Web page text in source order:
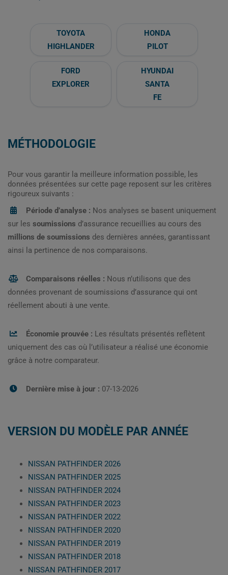
TOYOTA
HIGHLANDER
HONDA
PILOT
FORD
EXPLORER
HYUNDAI
SANTA
FE
MÉTHODOLOGIE
Pour vous garantir la meilleure information possible, les
données présentées sur cette page reposent sur les critères
rigoureux suivants :
Période d’analyse : Nos analyses se basent uniquement
sur les soumissions d’assurance recueillies au cours des
millions de soumissions des dernières années, garantissant
ainsi la pertinence de nos comparaisons.
Comparaisons réelles : Nous n’utilisons que des
données provenant de soumissions d’assurance qui ont
réellement abouti à une vente.
Économie prouvée : Les résultats présentés reflètent
uniquement des cas où l’utilisateur a réalisé une économie
grâce à notre comparateur.
Dernière mise à jour : 07-13-2026
VERSION DU MODÈLE PAR ANNÉE
NISSAN PATHFINDER 2026
NISSAN PATHFINDER 2025
NISSAN PATHFINDER 2024
NISSAN PATHFINDER 2023
NISSAN PATHFINDER 2022
NISSAN PATHFINDER 2020
NISSAN PATHFINDER 2019
NISSAN PATHFINDER 2018
NISSAN PATHFINDER 2017